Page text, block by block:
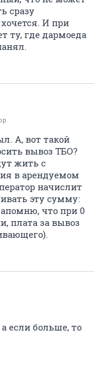
сразу
И при
ту, где дармоеда
А, вот такой
вывоз ТБО?
жить с
в арендуемом
начислит
эту сумму:
что при 0
плата за вывоз
если больше, то